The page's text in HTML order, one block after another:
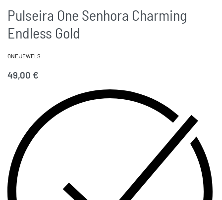
Pulseira One Senhora Charming
Endless Gold
ONE JEWELS
49,00 €